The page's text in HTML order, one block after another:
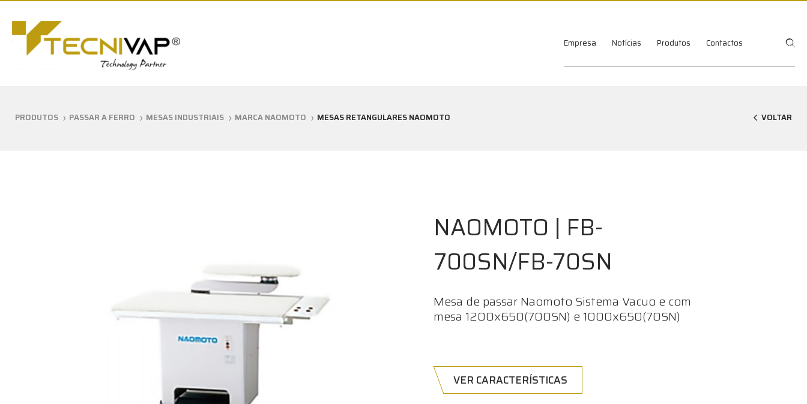
Empresa Notícias Produtos Contactos
PRODUTOS PASSAR A FERRO MESAS INDUSTRIAIS MARCA NAOMOTO MESAS RETANGULARES NAOMOTO VOLTAR
NAOMOTO | FB-
700SN/FB-70SN
Mesa de passar Naomoto Sistema Vacuo e com
mesa 1200x650(700SN) e 1000x650(70SN)
VER CARACTERÍSTICAS